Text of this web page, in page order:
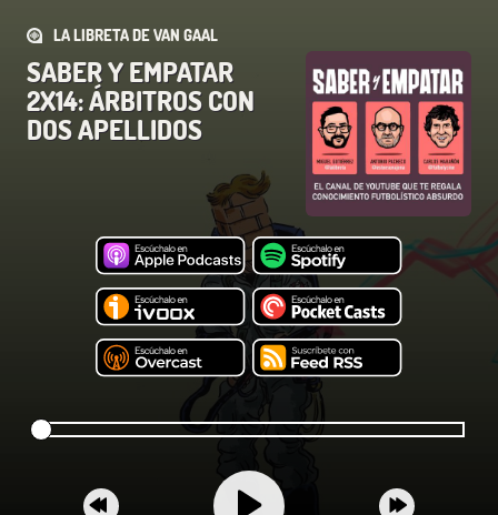
LA LIBRETA DE VAN GAAL
SABER Y EMPATAR
2X14: ÁRBITROS CON
DOS APELLIDOS